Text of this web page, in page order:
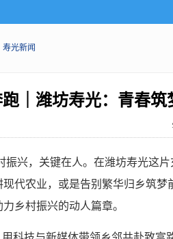
寿光新闻
｜潍坊寿光：青春
振兴，关键在人。在潍坊寿光这
代农业，或是告别繁华归乡筑
乡村振兴的动人篇章。